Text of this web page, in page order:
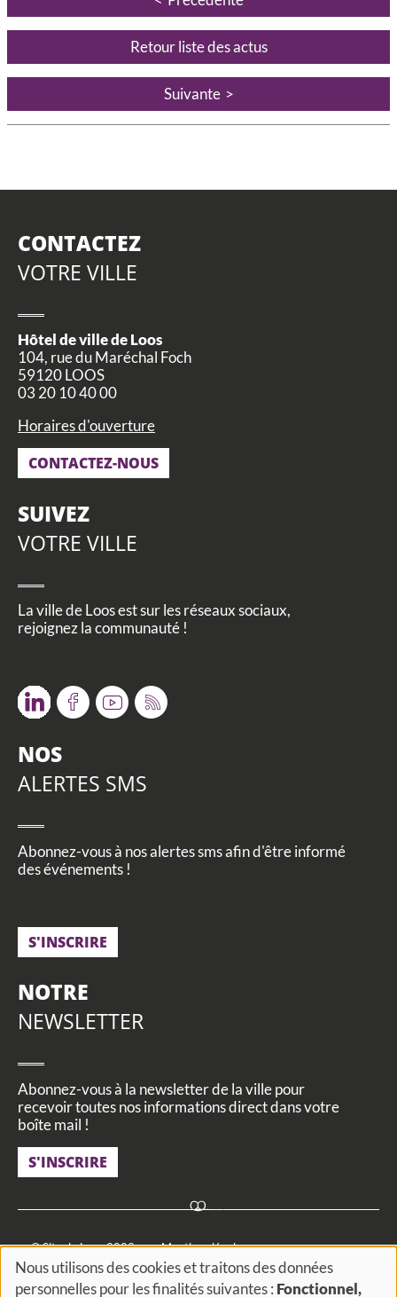
Retour liste des actus
Suivante
CONTACTEZ
VOTRE VILLE
Hôtel de ville de Loos
104, rue du Maréchal Foch
59120 LOOS
03 20 10 40 00
Horaires d'ouverture
CONTACTEZ-NOUS
SUIVEZ
VOTRE VILLE
La ville de Loos est sur les réseaux sociaux,
rejoignez la communauté !
TwitterFacebookYoutube
RSS
NOS
ALERTES SMS
Abonnez-vous à nos alertes sms afin d'être informé
des événements !
S'INSCRIRE
NOTRE
NEWSLETTER
Abonnez-vous à la newsletter de la ville pour
recevoir toutes nos informations direct dans votre
boîte mail !
S'INSCRIRE
Footer
© Site de Loos 2023 Mentions légales
Utilisation des données personnelles Cookies et traceurs
Nous utilisons des cookies et traitons des données
personnelles pour les finalités suivantes : Fonctionnel,